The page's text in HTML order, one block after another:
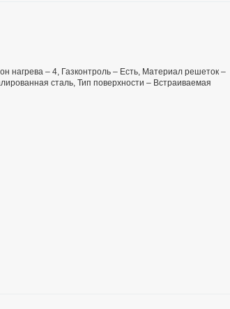
нагрева – 4, Газконтроль – Есть, Материал решеток –
сталь, Тип поверхности – Встраиваемая